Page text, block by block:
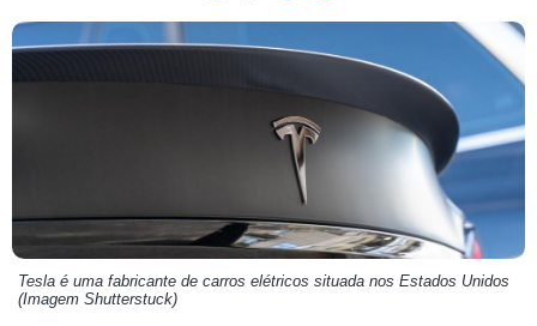
Tesla é uma fabricante de carros elétricos situada nos Estados Unidos
(Imagem Shutterstuck)